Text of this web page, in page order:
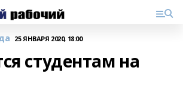
25 ЯНВАРЯ 2020, 18:00
студентам на